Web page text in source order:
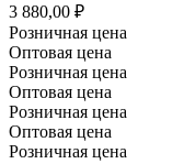
3 880,00 ₽
Розничная цена
Оптовая цена
Розничная цена
Оптовая цена
Розничная цена
Оптовая цена
Розничная цена